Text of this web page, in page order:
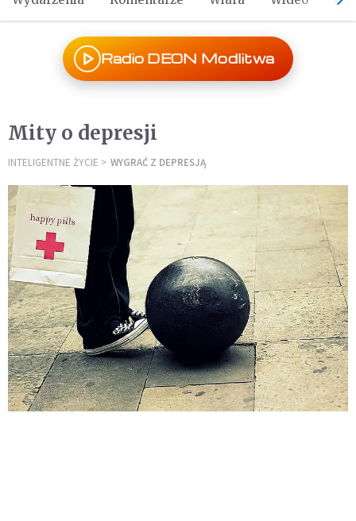
Radio DEON Modlitwa
Mity o depresji
INTELIGENTNE ŻYCIE WYGRAĆ Z DEPRESJĄ